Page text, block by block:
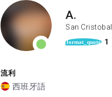
A.
San Cristobal
format_quote 1
流利
西班牙語